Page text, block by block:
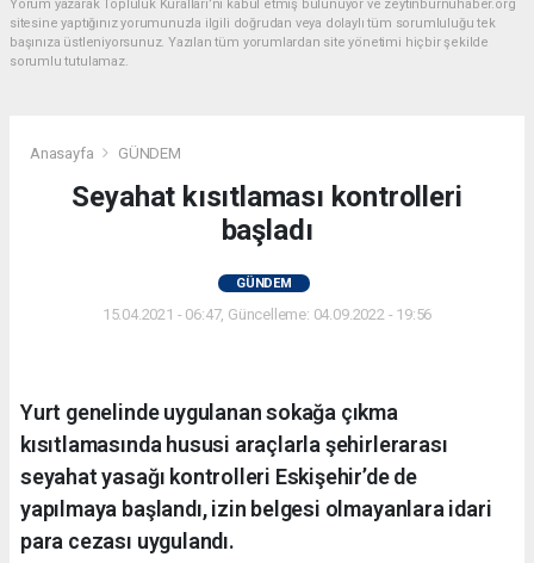
Yorum yazarak Topluluk Kuralları’nı kabul etmiş bulunuyor ve zeytinburnuhaber.org
sitesine yaptığınız yorumunuzla ilgili doğrudan veya dolaylı tüm sorumluluğu tek
başınıza üstleniyorsunuz. Yazılan tüm yorumlardan site yönetimi hiçbir şekilde
sorumlu tutulamaz.
Anasayfa GÜNDEM
Seyahat kısıtlaması kontrolleri
başladı
GÜNDEM
15.04.2021 - 06:47, Güncelleme: 04.09.2022 - 19:56
Yurt genelinde uygulanan sokağa çıkma
kısıtlamasında hususi araçlarla şehirlerarası
seyahat yasağı kontrolleri Eskişehir’de de
yapılmaya başlandı, izin belgesi olmayanlara idari
para cezası uygulandı.